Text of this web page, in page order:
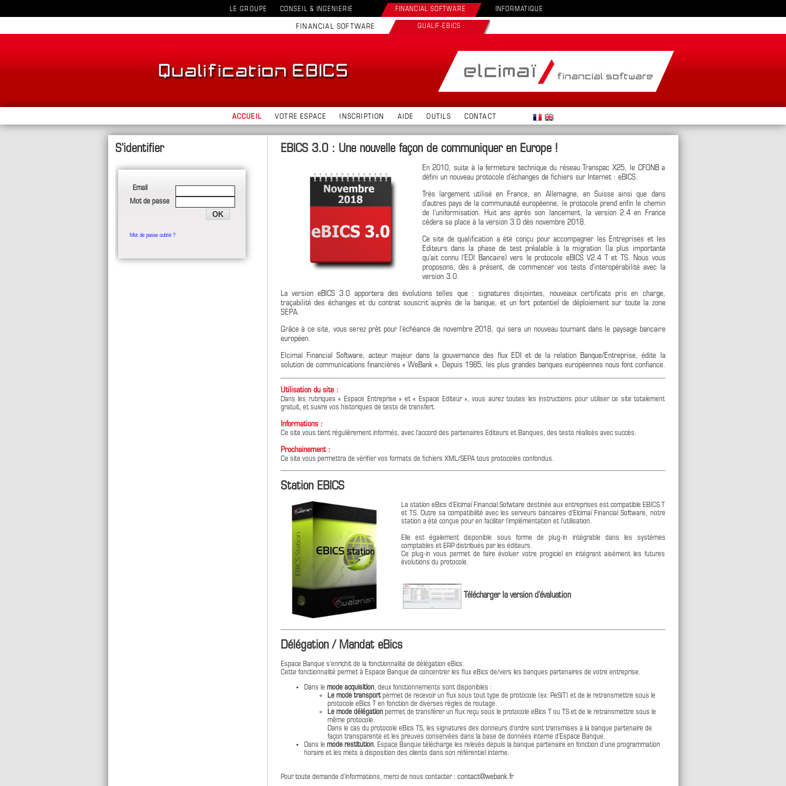
LE GROUPE CONSEIL & INGENIERIE FINANCIAL SOFTWARE INFORMATIQUE
FINANCIAL SOFTWARE QUALIF-EBICS
ACCUEIL VOTRE ESPACE INSCRIPTION AIDE OUTILS CONTACT
EBICS 3.0 : Une nouvelle façon de communiquer en Europe !
En 2010, suite à la fermeture technique du réseau Transpac X25, le CFONB a
défini un nouveau protocole d’échanges de fichiers sur Internet : eBICS.
Très largement utilisé en France, en Allemagne, en Suisse ainsi que dans
d'autres pays de la communauté européenne, le protocole prend enfin le chemin
de l'uniformisation. Huit ans après son lancement, la version 2.4 en France
cédera sa place à la version 3.0 dès novembre 2018.
Ce site de qualification a été conçu pour accompagner les Entreprises et les
Editeurs dans la phase de test préalable à la migration (la plus importante
qu'ait connu l'EDI Bancaire) vers le protocole eBICS V2.4 T et TS. Nous vous
proposons, dès à présent, de commencer vos tests d'interopérabilité avec la
version 3.0.
La version eBICS 3.0 apportera des évolutions telles que : signatures disjointes, nouveaux certificats pris en charge,
traçabilité des échanges et du contrat souscrit auprès de la banque, et un fort potentiel de déploiement sur toute la zone
SEPA.
Grâce à ce site, vous serez prêt pour l'échéance de novembre 2018, qui sera un nouveau tournant dans le paysage bancaire
européen.
Elcimaï Financial Software, acteur majeur dans la gouvernance des flux EDI et de la relation Banque/Entreprise, édite la
solution de communications financières « WeBank ». Depuis 1985, les plus grandes banques européennes nous font confiance.
Utilisation du site :
Dans les rubriques « Espace Entreprise » et « Espace Editeur », vous aurez toutes les instructions pour utiliser ce site totalement
gratuit, et suivre vos historiques de tests de transfert.
Informations :
Ce site vous tient régulièrement informés, avec l’accord des partenaires Editeurs et Banques, des tests réalisés avec succès.
Prochainement :
Ce site vous permettra de vérifier vos formats de fichiers XML/SEPA tous protocoles confondus.
Station EBICS
La station eBics d'Elcimaï Financial Sofwtare destinée aux entreprises est compatible EBICS T
et TS. Outre sa compatibilité avec les serveurs bancaires d'Elcimaï Financial Software, notre
station a été conçue pour en faciliter l'implémentation et l'utilisation.
Elle est également disponible sous forme de plug-in intégrable dans les systèmes
comptables et ERP distribués par les éditeurs.
Ce plug-in vous permet de faire évoluer votre progiciel en intégrant aisément les futures
évolutions du protocole.
Télécharger la version d'évaluation
Délégation / Mandat eBics
Espace Banque s'enrichit de la fonctionnalité de délégation eBics.
Cette fonctionnalité permet à Espace Banque de concentrer les flux eBics de/vers les banques partenaires de votre entreprise.
Dans le mode acquisition, deux fonctionnements sont disponibles :
Le mode transportpermet de recevoir un flux sous tout type de protocole (ex: PeSIT) et de le retransmettre sous le
protocole eBics T en fonction de diverses règles de routage.
Le mode délégationpermet de transférer un flux reçu sous le protocole eBics T ou TS et de le retransmettre sous le
même protocole.
Dans le cas du protocole eBics TS, les signatures des donneurs d'ordre sont transmises à la banque partenaire de
façon transparente et les preuves conservées dans la base de données interne d'Espace Banque.
Dans le mode restitution, Espace Banque télécharge les relevés depuis la banque partenaire en fonction d'une programmation
horaire et les mets à disposition des clients dans son référentiel interne.
Pour toute demande d'informations, merci de nous contacter : contact@webank.fr